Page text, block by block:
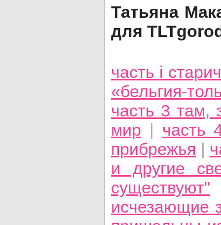
Татьяна
для
часть i
«бельгия-
часть 3 там,
мир | часть
прибрежья |
и другие
существуют"
исчезающие